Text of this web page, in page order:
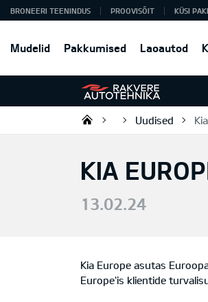
Mudelid Pakkumised Laoautod
BRONEERI TEENINDUS PROOVISÕIT KÜSI
RakvereUudised
KIA
13.02.24
Kia Europe asutas
Europe'is klientide